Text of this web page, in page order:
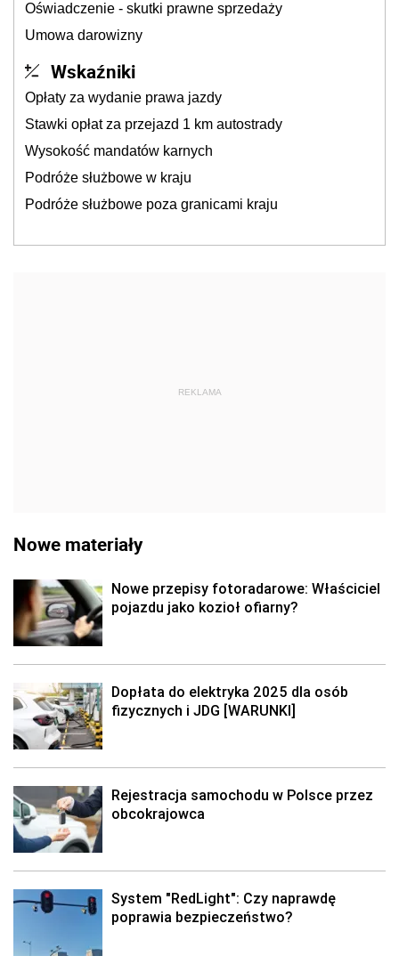
Oświadczenie - skutki prawne sprzedaży
Umowa darowizny
Wskaźniki
Opłaty za wydanie prawa jazdy
Stawki opłat za przejazd 1 km autostrady
Wysokość mandatów karnych
Podróże służbowe w kraju
Podróże służbowe poza granicami kraju
REKLAMA
Nowe materiały
Nowe przepisy fotoradarowe: Właściciel
pojazdu jako kozioł ofiarny?
Dopłata do elektryka 2025 dla osób
fizycznych i JDG [WARUNKI]
Rejestracja samochodu w Polsce przez
obcokrajowca
System "RedLight": Czy naprawdę
poprawia bezpieczeństwo?